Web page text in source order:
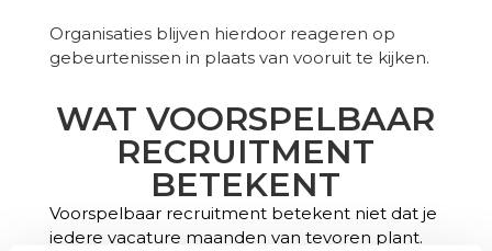
Organisaties blijven hierdoor reageren op
gebeurtenissen in plaats van vooruit te kijken.
WAT VOORSPELBAAR
RECRUITMENT
BETEKENT
Voorspelbaar recruitment betekent niet dat je
iedere vacature maanden van tevoren plant.